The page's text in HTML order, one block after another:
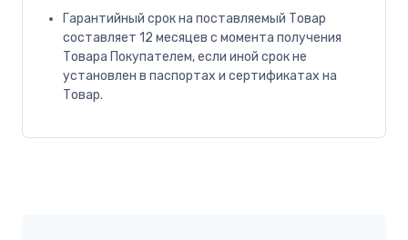
Гарантийный срок на поставляемый Товар
составляет 12 месяцев с момента получения
Товара Покупателем, если иной срок не
установлен в паспортах и сертификатах на
Товар.